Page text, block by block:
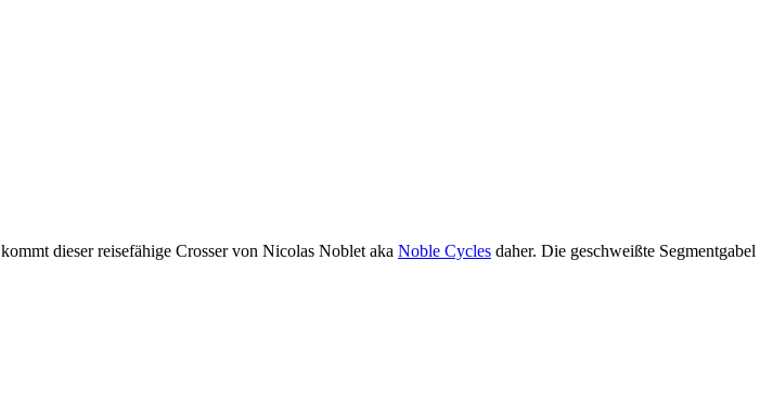
dieser reisefähige Crosser von Nicolas Noblet aka Noble Cycles daher. Die geschweißte Segmentgabel